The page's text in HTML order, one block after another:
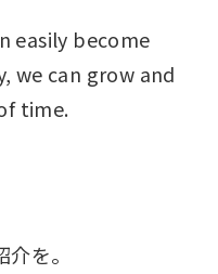
easily become
we can grow and
time.
を。